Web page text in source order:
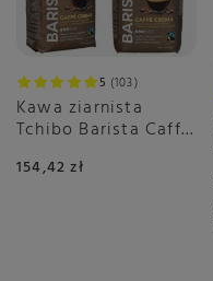
5 103
Kawa ziarnista
Tchibo Barista Caffé
154,42 zł